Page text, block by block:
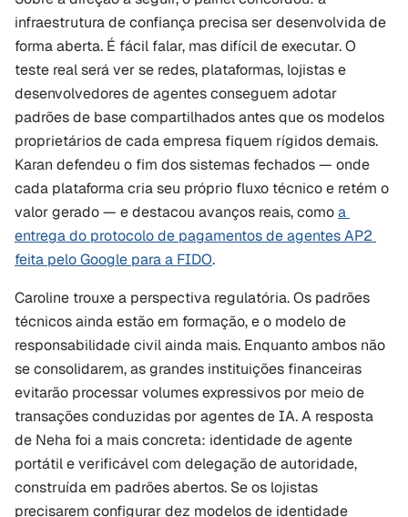
infraestrutura de confiança precisa ser desenvolvida de
forma aberta. É fácil falar, mas difícil de executar. O
teste real será ver se redes, plataformas, lojistas e
desenvolvedores de agentes conseguem adotar
padrões de base compartilhados antes que os modelos
proprietários de cada empresa fiquem rígidos demais.
Karan defendeu o fim dos sistemas fechados — onde
cada plataforma cria seu próprio fluxo técnico e retém o
valor gerado — e destacou avanços reais, como a
entrega do protocolo de pagamentos de agentes AP2
feita pelo Google para a FIDO.
Caroline trouxe a perspectiva regulatória. Os padrões
técnicos ainda estão em formação, e o modelo de
responsabilidade civil ainda mais. Enquanto ambos não
se consolidarem, as grandes instituições financeiras
evitarão processar volumes expressivos por meio de
transações conduzidas por agentes de IA. A resposta
de Neha foi a mais concreta: identidade de agente
portátil e verificável com delegação de autoridade,
construída em padrões abertos. Se os lojistas
precisarem configurar dez modelos de identidade